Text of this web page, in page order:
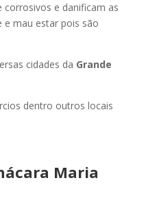
e danificam as
e mau estar pois são
cidades da Grande
dentro outros locais
Maria